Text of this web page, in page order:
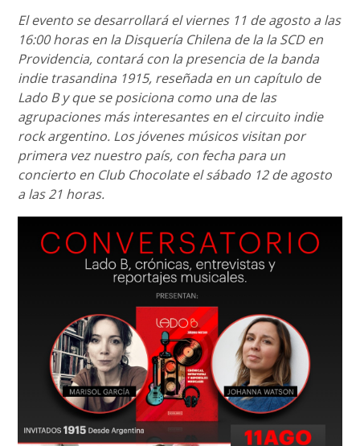
El evento se desarrollará el viernes 11 de agosto a las
16:00 horas en la Disquería Chilena de la la SCD en
Providencia, contará con la presencia de la banda
indie trasandina 1915, reseñada en un capítulo de
Lado B y que se posiciona como una de las
agrupaciones más interesantes en el circuito indie
rock argentino. Los jóvenes músicos visitan por
primera vez nuestro país, con fecha para un
concierto en Club Chocolate el sábado 12 de agosto
a las 21 horas.